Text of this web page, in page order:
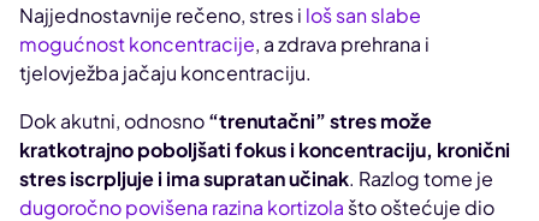
Najjednostavnije rečeno, stres i loš san slabe
mogućnost koncentracije, a zdrava prehrana i
tjelovježba jačaju koncentraciju.
Dok akutni, odnosno“trenutačni” stres može
kratkotrajno poboljšati fokus i koncentraciju, kronični
stres iscrpljuje i ima supratan učinak. Razlog tome je
dugoročno povišena razina kortizola što oštećuje dio